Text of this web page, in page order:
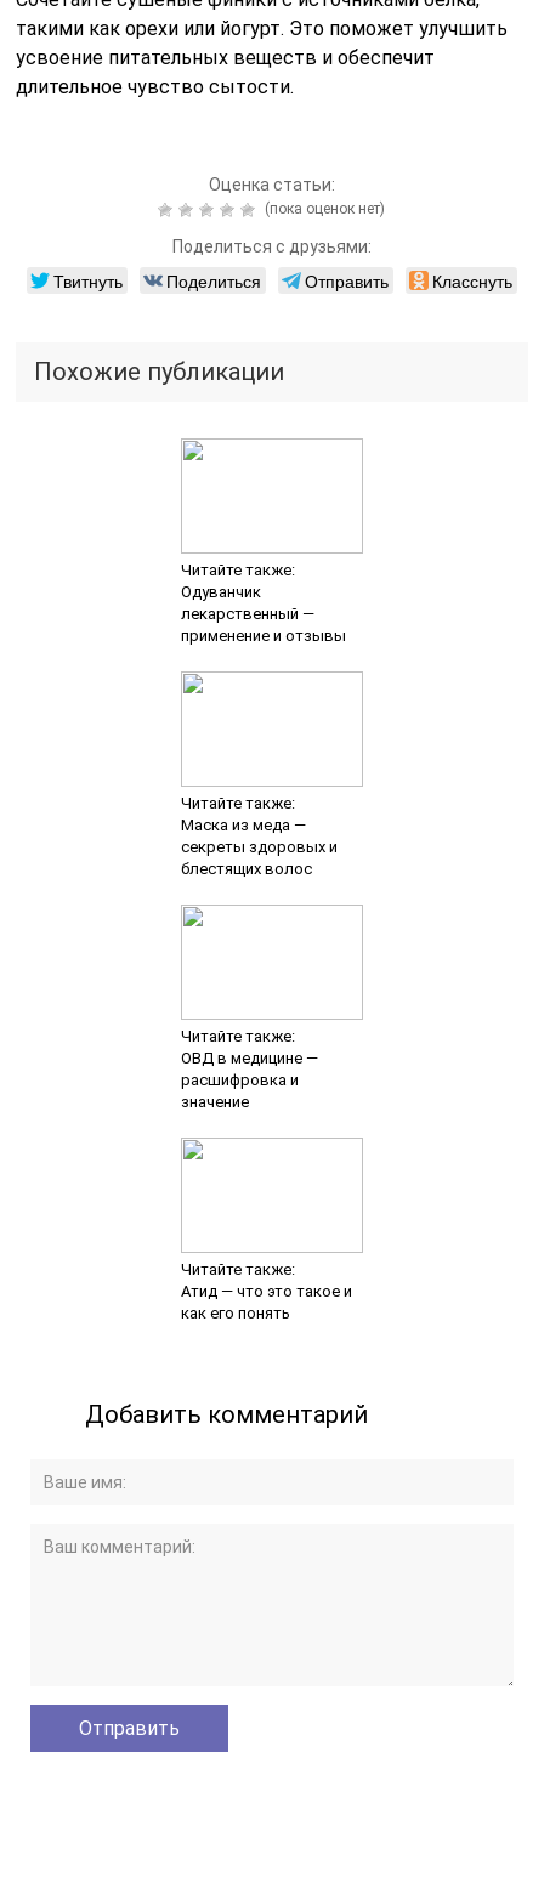
такими как орехи или йогурт. Это поможет улучшить
усвоение питательных веществ и обеспечит
длительное чувство сытости.
Оценка статьи:
(пока оценок нет)
Поделиться с друзьями:
Твитнуть Поделиться Отправить Класснуть
Похожие публикации
Читайте также:
Одуванчик
лекарственный —
применение и отзывы
Читайте также:
Маска из меда —
секреты здоровых и
блестящих волос
Читайте также:
ОВД в медицине —
расшифровка и
значение
Читайте также:
Атид — что это такое и
как его понять
Добавить комментарий